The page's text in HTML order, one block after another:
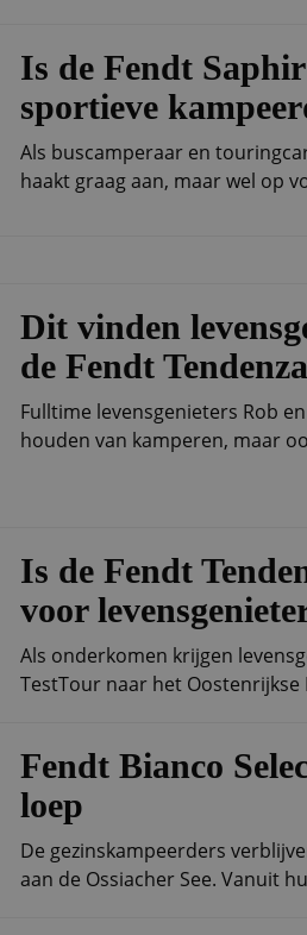
Is de Fendt
sportieve
Als buscamperaar en
haakt graag aan, maar wel op
Dit vinden
de Fendt
Fulltime levensgenieters Rob
houden van kamperen, maar
Is de Fendt
voor
Als onderkomen krijgen
TestTour naar het
Fendt Bianco
loep
De gezinskampeerders
aan de Ossiacher See. Vanuit